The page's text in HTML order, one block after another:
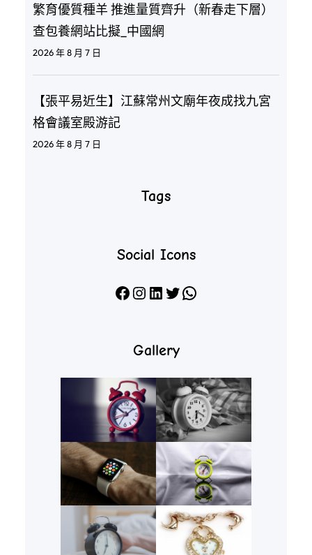
繁育優質種羊 推進量質齊升（新春走下層）
查包養網站比擬_中國網
2026 年 8 月 7 日
【張平易近生】江蘇常州文廟年夜成找九宮
格會議室殿游記
2026 年 8 月 7 日
Tags
Social Icons
Facebook Instagram LinkedIn X WhatsApp
Gallery